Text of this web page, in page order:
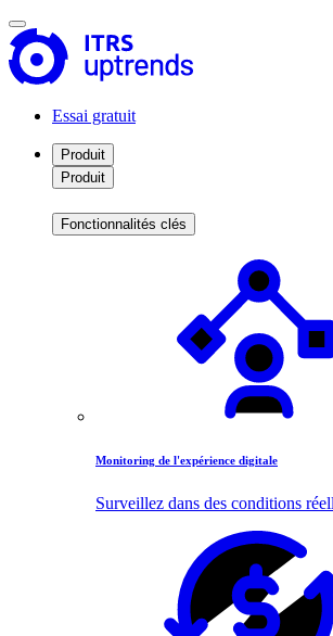
Essai gratuit
Produit
Produit
Fonctionnalités clés
Monitoring de l'expérience digitale
Surveillez dans des conditions